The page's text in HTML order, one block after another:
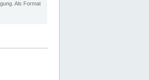
Als Format